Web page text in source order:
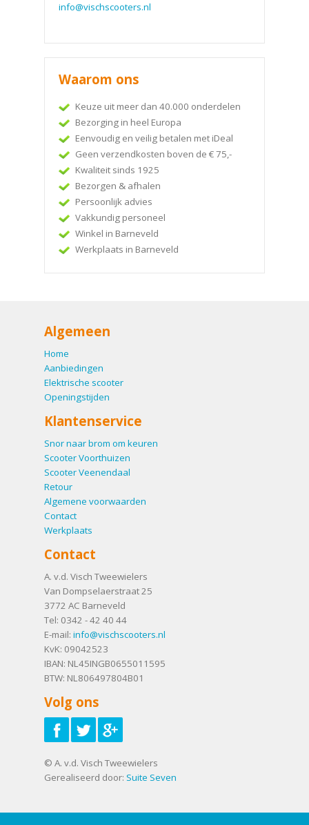
info@vischscooters.nl
Waarom ons
Keuze uit meer dan 40.000 onderdelen
Bezorging in heel Europa
Eenvoudig en veilig betalen met iDeal
Geen verzendkosten boven de € 75,-
Kwaliteit sinds 1925
Bezorgen & afhalen
Persoonlijk advies
Vakkundig personeel
Winkel in Barneveld
Werkplaats in Barneveld
Algemeen
Home
Aanbiedingen
Elektrische scooter
Openingstijden
Klantenservice
Snor naar brom om keuren
Scooter Voorthuizen
Scooter Veenendaal
Retour
Algemene voorwaarden
Contact
Werkplaats
Contact
A. v.d. Visch Tweewielers
Van Dompselaerstraat 25
3772 AC Barneveld
Tel: 0342 - 42 40 44
E-mail: info@vischscooters.nl
KvK: 09042523
IBAN: NL45INGB0655011595
BTW: NL806497804B01
Volg ons
© A. v.d. Visch Tweewielers
Gerealiseerd door: Suite Seven